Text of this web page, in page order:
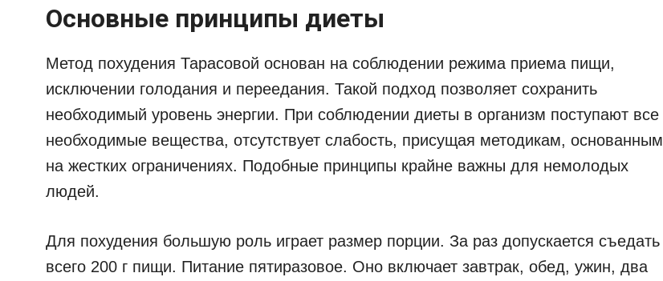
Основные принципы диеты
Метод похудения Тарасовой основан на соблюдении режима приема пищи,
исключении голодания и переедания. Такой подход позволяет сохранить
необходимый уровень энергии. При соблюдении диеты в организм поступают все
необходимые вещества, отсутствует слабость, присущая методикам, основанным
на жестких ограничениях. Подобные принципы крайне важны для немолодых
людей.
Для похудения большую роль играет размер порции. За раз допускается съедать
всего 200 г пищи. Питание пятиразовое. Оно включает завтрак, обед, ужин, два